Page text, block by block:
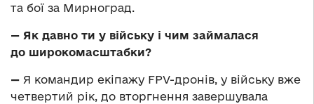
та бої за Мирноград.
— Як давно ти у війську і чим займалася
до широкомасштабки?
— Я командир екіпажу FPV-дронів, у війську вже
четвертий рік, до вторгнення завершувала